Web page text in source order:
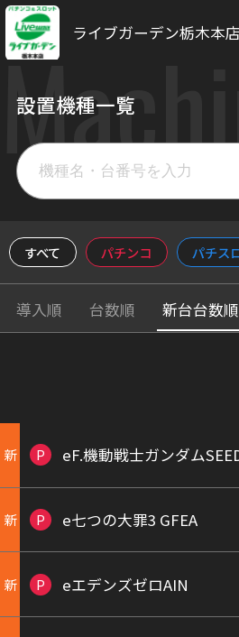
ライブガーデン栃木本店
設置機種一覧
すべて パチンコ パチス
導入順 台数順 新台台数順
新 P eF.機動戦士ガンダム
新 P e七つの大罪3 GFEA
新 P eエデンズゼロAIN